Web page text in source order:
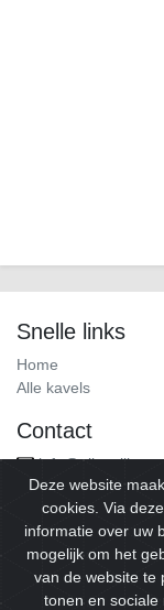
Snelle links
Home
Alle kavels
Contact
Deze website
cookies. Via
informatie over uw
mogelijk om het
van de website te
tonen en